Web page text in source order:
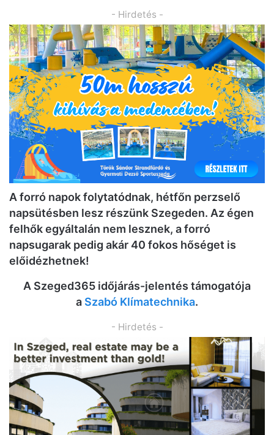
- Hirdetés -
A forró napok folytatódnak, hétfőn perzselő
napsütésben lesz részünk Szegeden. Az égen
felhők egyáltalán nem lesznek, a forró
napsugarak pedig akár 40 fokos hőséget is
előidézhetnek!
A Szeged365 időjárás-jelentés támogatója
a Szabó Klímatechnika.
- Hirdetés -